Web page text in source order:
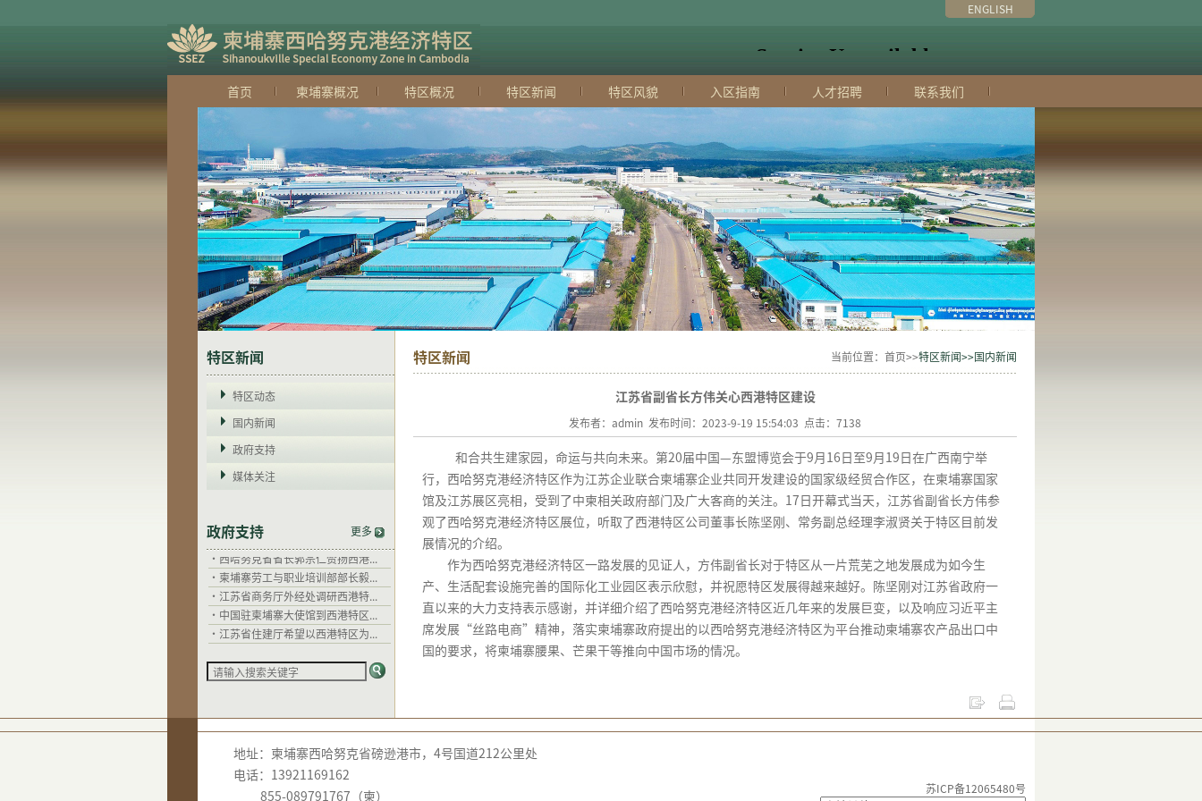
ENGLISH
首页 柬埔寨概况 特区概况 特区新闻 特区风貌 入区指南 人才招聘 联系我们
特区新闻
特区动态
国内新闻
政府支持
媒体关注
政府支持 更多
·干拉省省长郭宗仁：西港特区以...
·西哈努克省省长郭宗仁赞扬西港...
·柬埔寨劳工与职业培训部部长毅...
·江苏省商务厅外经处调研西港特...
·中国驻柬埔寨大使馆到西港特区...
·江苏省住建厅希望以西港特区为...
·关心企业发展，西哈努克省省长...
·干拉省省长郭宗仁：西港特区以...
·西哈努克省省长郭宗仁赞扬西港...
·江苏省商务厅外经处调研西港特...
江苏省住建厅希望以西港特区为...
关心企业发展，西哈努克省省长...
特区新闻 当前位置：首页>>特区新闻>>国内新闻
江苏省副省长方伟关心西港特区建设
发布者：admin 发布时间：2023-9-19 15:54:03 点击：7138
和合共生建家园，命运与共向未来。第20届中国—东盟博览会于9月16日至9月19日在广西南宁举
行，西哈努克港经济特区作为江苏企业联合柬埔寨企业共同开发建设的国家级经贸合作区，在柬埔寨国家
馆及江苏展区亮相，受到了中柬相关政府部门及广大客商的关注。 17日开幕式当天，江苏省副省长方伟参
观了西哈努克港经济特区展位，听取了西港特区公司董事长陈坚刚、常务副总经理李淑贤关于特区目前发
展情况的介绍。
作为西哈努克港经济特区一路发展的见证人，方伟副省长对于特区从一片荒芜之地发展成为如今生
产、生活配套设施完善的国际化工业园区表示欣慰，并祝愿特区发展得越来越好。陈坚刚对江苏省政府一
直以来的大力支持表示感谢，并详细介绍了西哈努克港经济特区近几年来的发展巨变，以及响应习近平主
席发展“丝路电商”精神，落实柬埔寨政府提出的以西哈努克港经济特区为平台推动柬埔寨农产品出口中
国的要求，将柬埔寨腰果、芒果干等推向中国市场的情况。
地址：柬埔寨西哈努克省磅逊港市，4号国道212公里处
电话：13921169162
855-089791767（柬）
苏ICP备12065480号